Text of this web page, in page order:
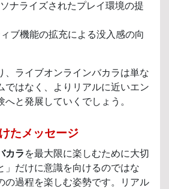
ナライズされたプレイ環境の提
ブ機能の拡充による没入感の向
、ライブオンラインバカラは単な
ではなく、よりリアルに近いエン
へと発展していくでしょう。
たメッセージ
カラ を最大限に楽しむために大切
」だけに意識を向けるのではな
の過程を楽しむ姿勢です。リアル